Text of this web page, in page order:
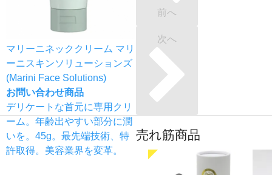
マリーニネッククリーム マリ
ーニスキンソリューションズ
(Marini Face Solutions)
お問い合わせ商品
デリケートな首元に専用クリ
ーム。年齢出やすい部分に潤
いを。45g。最先端技術、特
許取得。美容業界を変革。
前へ
次へ
売れ筋商品